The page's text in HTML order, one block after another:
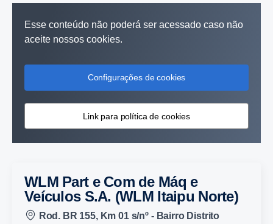
Esse conteúdo não poderá ser acessado caso não
aceite nossos cookies.
Configurações de cookies
Link para política de cookies
WLM Part e Com de Máq e
Veículos S.A. (WLM Itaipu Norte)
Rod. BR 155, Km 01 s/nº - Bairro Distrito